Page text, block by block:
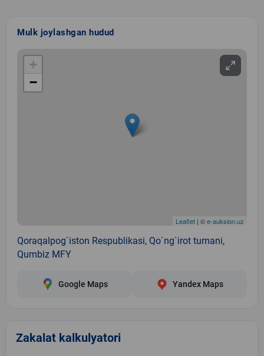
Mulk joylashgan hudud
+
−
Leaflet | ©e-auksion.uz
Qoraqalpog`iston Respublikasi, Qo`ng`irot tumani,
Qumbiz MFY
Google Maps Yandex Maps
Zakalat kalkulyatori